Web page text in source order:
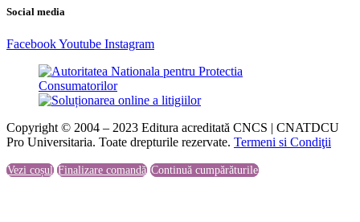
Social media
FacebookYoutube Instagram
Copyright © 2004 – 2023 Editura acreditată CNCS | CNATDCU
Pro Universitaria. Toate drepturile rezervate. Termeni si Condiţii
Vezi coșul Finalizare comandă Continuă cumpărăturile